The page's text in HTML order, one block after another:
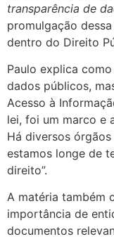
transparência de
promulgação
dentro do Direito
Paulo explica
dados públicos,
Acesso à
lei, foi um marco e
Há diversos
estamos longe de
direito”.
A matéria também
importância de
documentos